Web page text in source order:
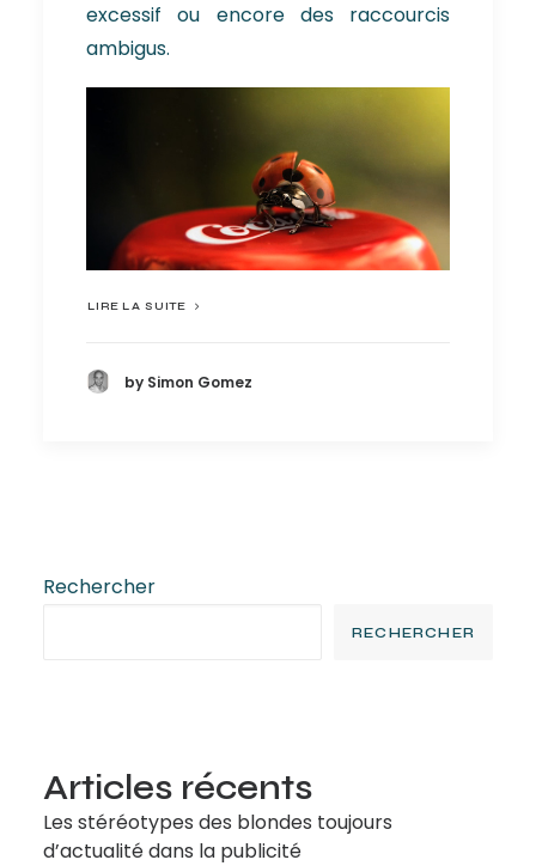
excessif ou encore des raccourcis
ambigus.
LIRE LA SUITE
by Simon Gomez
Rechercher
RECHERCHER
Articles récents
Les stéréotypes des blondes toujours
d’actualité dans la publicité